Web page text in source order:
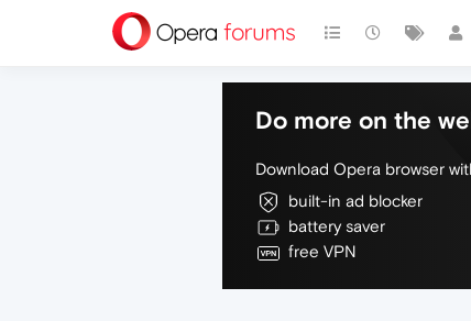
Do more on the
Download Opera browser
built-in ad blocker
battery saver
free VPN